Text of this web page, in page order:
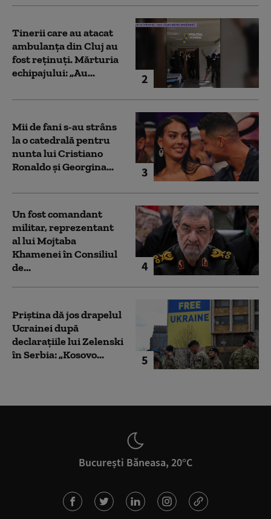
2
Tinerii care au atacat
ambulanța din Cluj au
fost reținuți. Mărturia
echipajului: „Au...
3
Mii de fani s-au strâns
la o catedrală pentru
nunta lui Cristiano
Ronaldo şi Georgina...
4
Un fost comandant
militar, reprezentant
al lui Mojtaba
Khamenei în Consiliul
de...
5
Priștina dă jos drapelul
Ucrainei după
declarațiile lui Zelenski
în Serbia: „Kosovo...
București Băneasa, 20°C